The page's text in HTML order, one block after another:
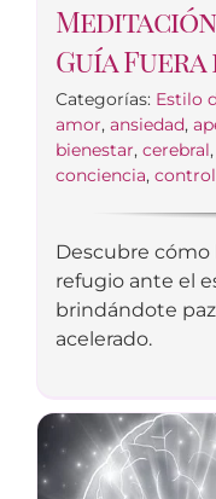
Guía
Categorías: Estilo
amor, ansiedad,
bienestar, cerebral,
conciencia, control
Descubre
refugio ante el
brindándote
acelerado.